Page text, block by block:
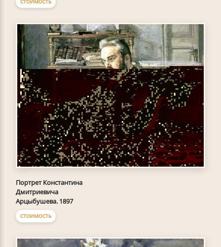
Портрет Константина
Дмитриевича
Арцыбушева. 1897
СТОИМОСТЬ